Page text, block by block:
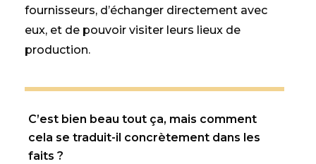
fournisseurs, d’échanger directement avec
eux, et de pouvoir visiter leurs lieux de
production.
C’est bien beau tout ça, mais comment
cela se traduit-il concrètement dans les
faits ?